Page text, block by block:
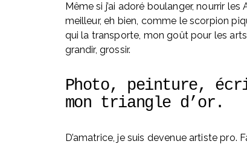
Même si j’ai adoré boulanger, nourrir les
meilleur, eh bien, comme le scorpion
qui la transporte, mon goût pour les arts
grandir, grossir.
Photo, peinture,
mon triangle d’or.
D’amatrice, je suis devenue artiste pro.